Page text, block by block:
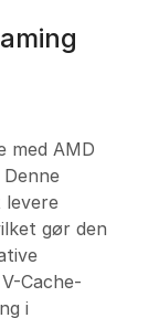
med AMD
levere
gør den
Cache-
i